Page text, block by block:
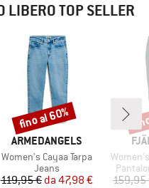
LIBERO TOP SELLER
MARCHIO
ARMEDANGELS
Articolo
Women's Cayaa Tarpa
Gruppo di prodotti
Jeans
Prezzo
119,95 € Prezzo ridotto
da 47,98 €
Sconto
fino al 60%
Articolo
159,95